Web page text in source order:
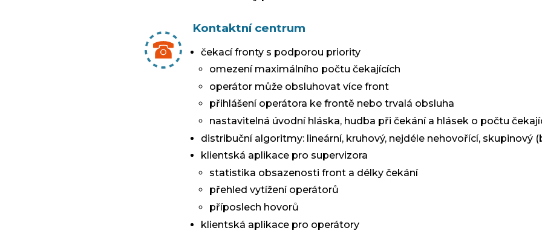
Kontaktní centrum
čekací fronty s podporou priority
omezení maximálního počtu čekajících
operátor může obsluhovat více front
přihlášení operátora ke frontě nebo trvalá obsluha
nastavitelná úvodní hláska, hudba při čekání a hlásek o počtu
distribuční algoritmy: lineární, kruhový, nejdéle nehovořící, skupinový
klientská aplikace pro supervizora
statistika obsazenosti front a délky čekání
přehled vytížení operátorů
příposlech hovorů
klientská aplikace pro operátory